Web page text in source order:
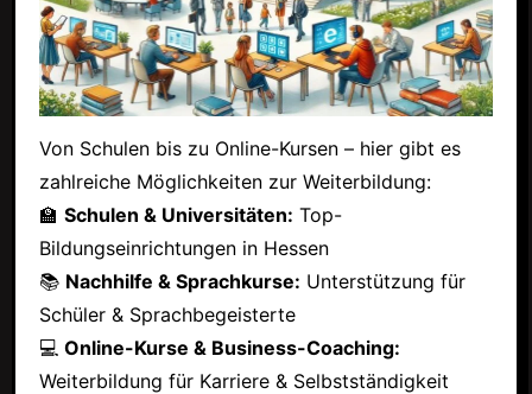
Von Schulen bis zu Online-Kursen – hier gibt es
zahlreiche Möglichkeiten zur Weiterbildung:
🏫 Schulen & Universitäten: Top-
Bildungseinrichtungen in Hessen
📚 Nachhilfe & Sprachkurse: Unterstützung für
Schüler & Sprachbegeisterte
💻 Online-Kurse & Business-Coaching:
Weiterbildung für Karriere & Selbstständigkeit